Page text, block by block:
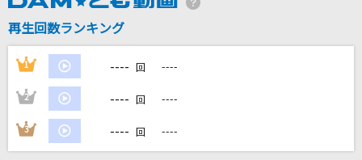
Tani Yuuki
カラオケ最新情報をチェック！
再生回数ランキング
1 ---- 回 ----
2 ---- 回 ----
3 ---- 回 ----